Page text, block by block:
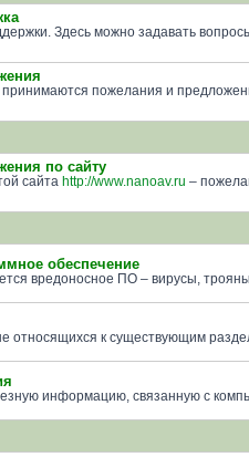
Здесь можно задавать
пожелания и
по сайту
сайта http://www.nanoav.ru –
обеспечение
вредоносное ПО – вирусы,
относящихся к существующим
информацию, связанную с